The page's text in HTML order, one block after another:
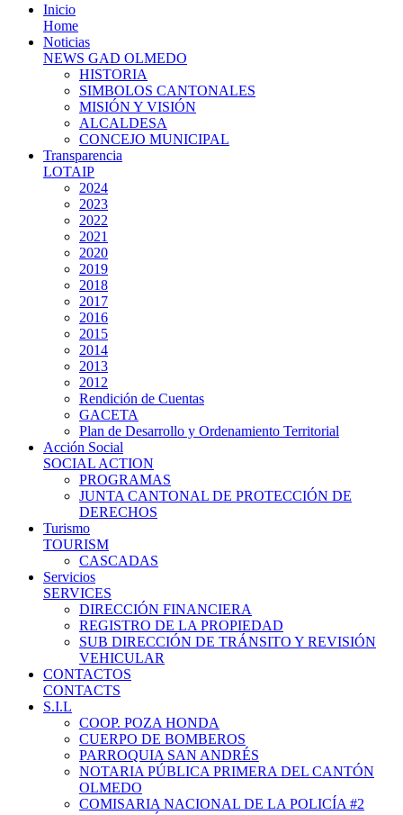
Inicio
Home
Noticias
NEWS GAD OLMEDO
HISTORIA
SIMBOLOS CANTONALES
MISIÓN Y VISIÓN
ALCALDESA
CONCEJO MUNICIPAL
Transparencia
LOTAIP
2024
2023
2022
2021
2020
2019
2018
2017
2016
2015
2014
2013
2012
Rendición de Cuentas
GACETA
Plan de Desarrollo y Ordenamiento Territorial
Acción Social
SOCIAL ACTION
PROGRAMAS
JUNTA CANTONAL DE PROTECCIÓN DE
DERECHOS
Turismo
TOURISM
CASCADAS
Servicios
SERVICES
DIRECCIÓN FINANCIERA
REGISTRO DE LA PROPIEDAD
SUB DIRECCIÓN DE TRÁNSITO Y REVISIÓN
VEHICULAR
CONTACTOS
CONTACTS
S.I.L
COOP. POZA HONDA
CUERPO DE BOMBEROS
PARROQUIA SAN ANDRÉS
NOTARIA PÚBLICA PRIMERA DEL CANTÓN
OLMEDO
COMISARIA NACIONAL DE LA POLICÍA #2